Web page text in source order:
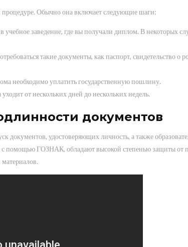
Обычно она включает следующие шаги:
учебное заведение, где вы получали диплом. В некоторых
такие документы, как паспорт, свидетельство о
необходимо уплатить государственную пошлину.
от нескольких дней до нескольких недель.
документов
документов, удостоверяющих личность, а также
помощью ГОЗНАК, обладают высокой степенью защиты от